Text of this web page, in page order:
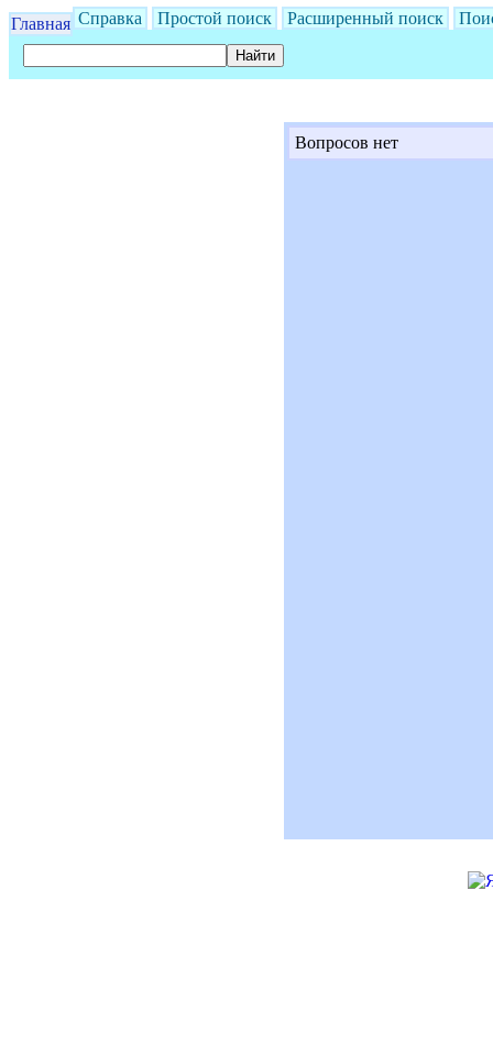
Главная Справка Простой поиск Расширенный поиск
Вопросов нет